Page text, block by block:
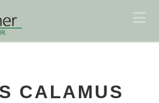
CALAMUS